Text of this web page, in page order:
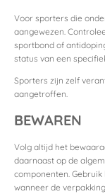
Voor sporters die
aangewezen.
sportbond of
status van een
Sporters zijn zelf
aangetroffen.
BEWAREN
Volg altijd het
daarnaast op de
componenten.
wanneer de